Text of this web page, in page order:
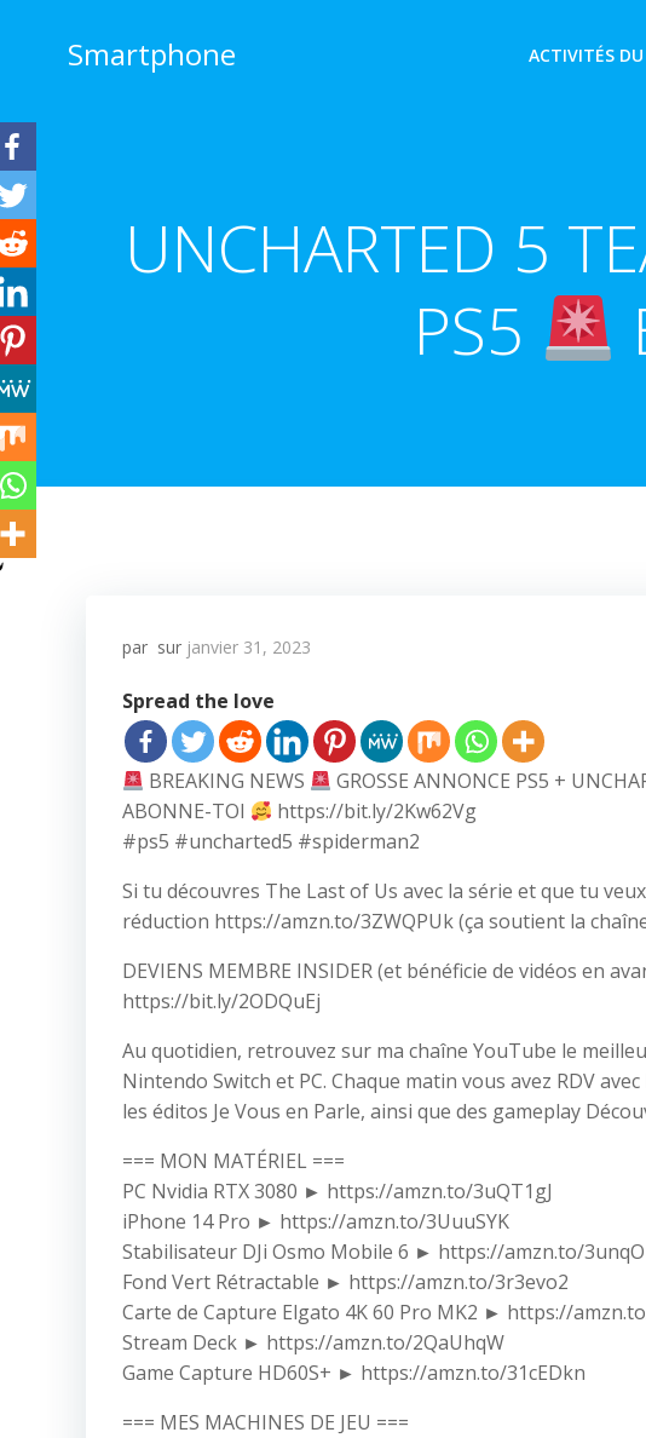
contenuSmartphone ACTIVITÉS
UNCHARTED 5
PS5
par sur janvier 31, 2023
Spread the love
BREAKING NEWS
GROSSE ANNONCE PS5 +
ABONNE-TOI
https://bit.ly/2Kw62Vg
#ps5 #uncharted5 #spiderman2
Si tu découvres The Last of Us avec la série et que tu
réduction https://amzn.to/3ZWQPUk (ça soutient la
DEVIENS MEMBRE INSIDER (et bénéficie de vidéos en
https://bit.ly/2ODQuEj
Au quotidien, retrouvez sur ma chaîne YouTube le
Nintendo Switch et PC. Chaque matin vous avez RDV
les éditos Je Vous en Parle, ainsi que des gameplay
=== MON MATÉRIEL ===
PC Nvidia RTX 3080 ► https://amzn.to/3uQT1gJ
iPhone 14 Pro ► https://amzn.to/3UuuSYK
Stabilisateur DJi Osmo Mobile 6 ► https://amzn.to/
Fond Vert Rétractable ► https://amzn.to/3r3evo2
Carte de Capture Elgato 4K 60 Pro MK2 ► https://
Stream Deck ► https://amzn.to/2QaUhqW
Game Capture HD60S+ ► https://amzn.to/31cEDkn
=== MES MACHINES DE JEU ===